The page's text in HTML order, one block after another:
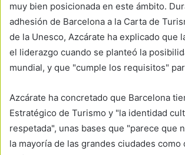
muy bien posicionada en este ámbito.
adhesión de Barcelona a la Carta de
de la Unesco, Azcárate ha explicado que
el liderazgo cuando se planteó la
mundial, y que "cumple los requisitos"
Azcárate ha concretado que Barcelona
Estratégico de Turismo y "la identidad
respetada", unas bases que "parece que
la mayoría de las grandes ciudades como